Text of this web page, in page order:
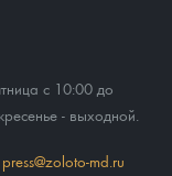
с 10:00 до
- выходной.
press@zoloto-md.ru